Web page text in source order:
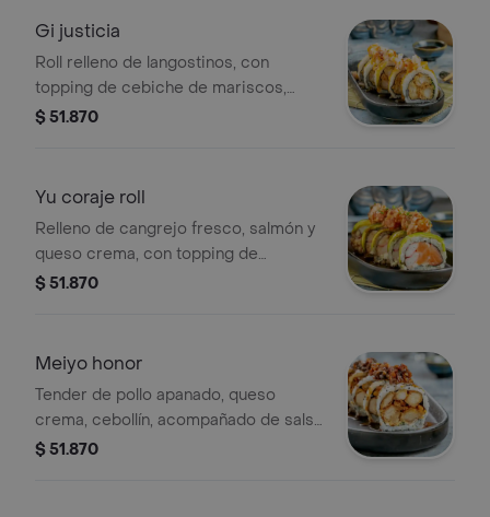
Gi justicia
Roll relleno de langostinos, con
topping de cebiche de mariscos,
bañado con aderezo de maracuyá.
$ 51.870
Yu coraje roll
Relleno de cangrejo fresco, salmón y
queso crema, con topping de
aguacate, tartar de atún, bañado con
$ 51.870
Meiyo honor
Tender de pollo apanado, queso
crema, cebollín, acompañado de salsa
especial de champiñón y tocineta.
$ 51.870